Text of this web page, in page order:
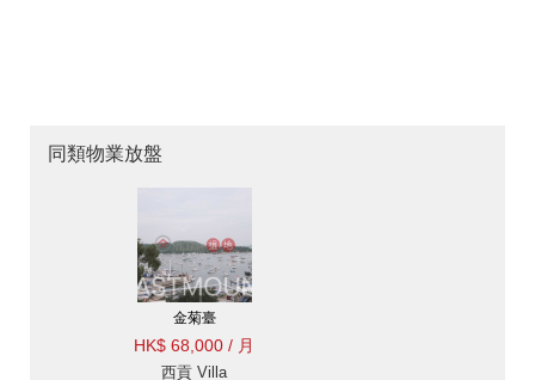
同類物業放盤
金菊臺
HK$ 68,000 / 月
西貢 Villa